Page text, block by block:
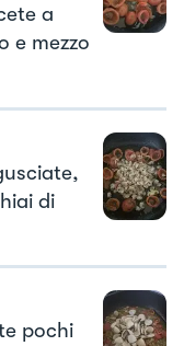
a
e mezzo
di
pochi